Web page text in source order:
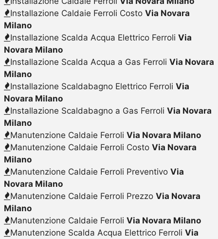
Installazione Caldaie Ferroli Costo Via Novara
Milano
Installazione Scalda Acqua Elettrico Ferroli Via
Novara Milano
Installazione Scalda Acqua a Gas Ferroli Via Novara
Milano
Installazione Scaldabagno Elettrico Ferroli Via
Novara Milano
Installazione Scaldabagno a Gas Ferroli Via Novara
Milano
Manutenzione Caldaie Ferroli Via Novara Milano
Manutenzione Caldaie Ferroli Costo Via Novara
Milano
Manutenzione Caldaie Ferroli Preventivo Via
Novara Milano
Manutenzione Caldaie Ferroli Prezzo Via Novara
Milano
Manutenzione Caldaie Ferroli Via Novara Milano
Manutenzione Scalda Acqua Elettrico Ferroli Via